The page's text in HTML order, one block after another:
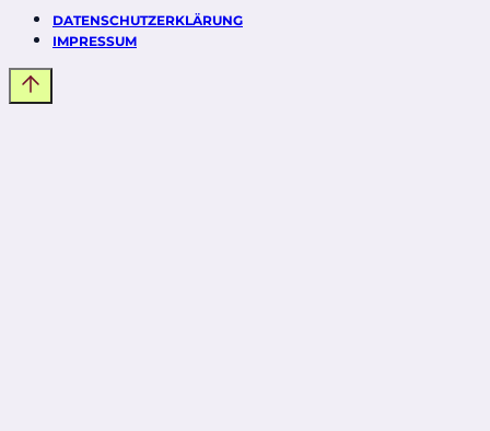
DATENSCHUTZERKLÄRUNG
IMPRESSUM